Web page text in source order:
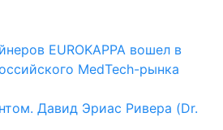
EUROKAPPA вошел в
MedTech-рынка
Давид Эриас Ривера (Dr.